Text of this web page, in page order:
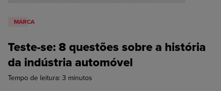
MARCA
Teste-se: 8 questões sobre a história
da indústria automóvel
Tempo de leitura: 3 minutos